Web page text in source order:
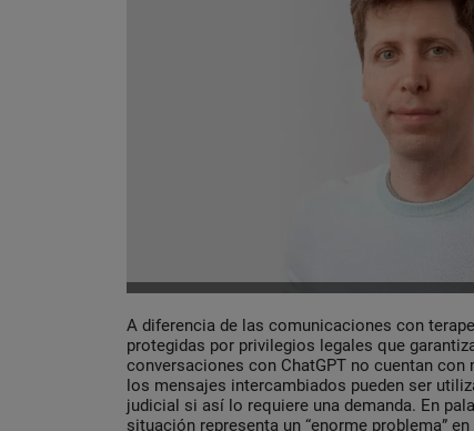
A diferencia de las comunicaciones con
protegidas por privilegios legales que
conversaciones con ChatGPT no cuentan
los mensajes intercambiados pueden ser
judicial si así lo requiere una demanda. En
situación representa un “enorme problema”